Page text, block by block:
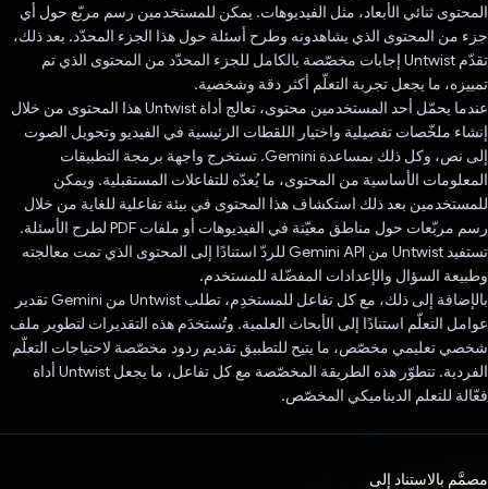
المحتوى ثنائي الأبعاد، مثل الفيديوهات. يمكن للمستخدمين رسم مربّع حول أي
جزء من المحتوى الذي يشاهدونه وطرح أسئلة حول هذا الجزء المحدّد. بعد ذلك،
تقدّم Untwist إجابات مخصّصة بالكامل للجزء المحدّد من المحتوى الذي تم
تمييزه، ما يجعل تجربة التعلّم أكثر دقة وشخصية.
عندما يحمّل أحد المستخدمين محتوى، تعالج أداة Untwist هذا المحتوى من خلال
إنشاء ملخّصات تفصيلية واختيار اللقطات الرئيسية في الفيديو وتحويل الصوت
إلى نص، وكل ذلك بمساعدة Gemini. تستخرج واجهة برمجة التطبيقات
المعلومات الأساسية من المحتوى، ما يُعدّه للتفاعلات المستقبلية. ويمكن
للمستخدمين بعد ذلك استكشاف هذا المحتوى في بيئة تفاعلية للغاية من خلال
رسم مربّعات حول مناطق معيّنة في الفيديوهات أو ملفات PDF لطرح الأسئلة.
تستفيد Untwist من Gemini API للردّ استنادًا إلى المحتوى الذي تمت معالجته
وطبيعة السؤال والإعدادات المفضّلة للمستخدم.
بالإضافة إلى ذلك، مع كل تفاعل للمستخدِم، تطلب Untwist من Gemini تقدير
عوامل التعلّم استنادًا إلى الأبحاث العلمية. وتُستخدَم هذه التقديرات لتطوير ملف
شخصي تعليمي مخصّص، ما يتيح للتطبيق تقديم ردود مخصّصة لاحتياجات التعلّم
الفردية. تتطوّر هذه الطريقة المخصّصة مع كل تفاعل، ما يجعل Untwist أداة
فعّالة للتعلم الديناميكي المخصّص.
مصمَّم بالاستناد إلى